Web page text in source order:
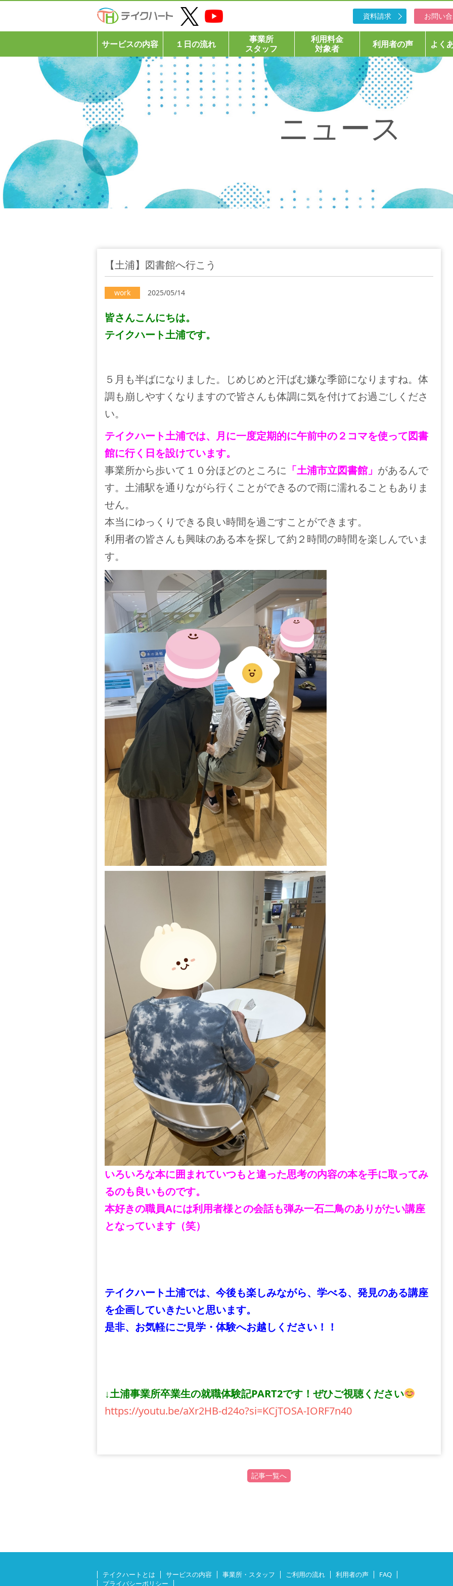
資料請求 お問い
サービスの内容 １日の流れ
事業所
スタッフ
利用料金
対象者
利用者の声 よく
ニュース
【土浦】図書館へ行こう
work 2025/05/14
皆さんこんにちは。
テイクハート土浦です。
５月も半ばになりました。じめじめと汗ばむ嫌な季節になりますね。体
調も崩しやすくなりますので皆さんも体調に気を付けてお過ごしくださ
い。
テイクハート土浦では、月に一度定期的に午前中の２コマを使って図書
館に行く日を設けています。
事業所から歩いて１０分ほどのところに 「土浦市立図書館」 があるんで
す。土浦駅を通りながら行くことができるので雨に濡れることもありま
せん。
本当にゆっくりできる良い時間を過ごすことができます。
利用者の皆さんも興味のある本を探して約２時間の時間を楽しんでいま
す。
いろいろな本に囲まれていつもと違った思考の内容の本を手に取ってみ
るのも良いものです。
本好きの職員Aには利用者様との会話も弾み一石二鳥のありがたい講座
となっています（笑）
テイクハート土浦では、今後も楽しみながら、学べる、発見のある講座
を企画していきたいと思います。
是非、お気軽にご見学・体験へお越しください！！
↓土浦事業所卒業生の就職体験記PART2です！ぜひご視聴ください
https://youtu.be/aXr2HB-d24o?si=KCjTOSA-IORF7n40
記事一覧へ
テイクハートとは サービスの内容 事業所・スタッフ ご利用の流れ 利用者の声
FAQ
プライバシーポリシー